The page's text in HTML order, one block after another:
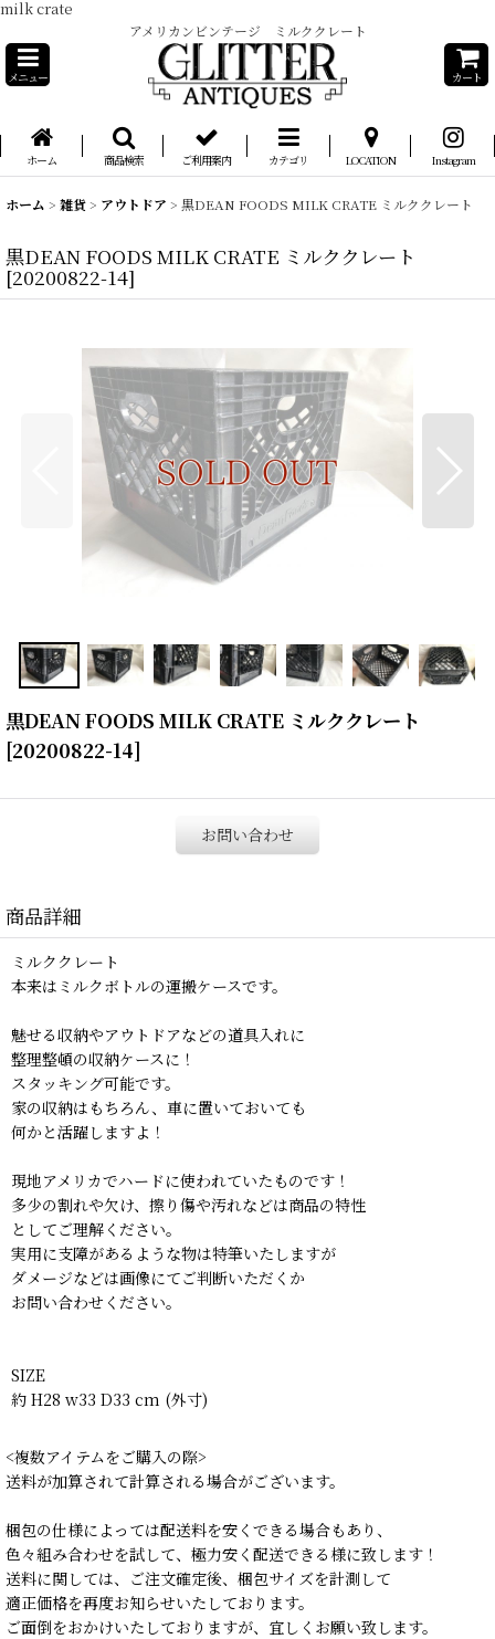
milk crate
アメリカンビンテージ ミルククレート
メニュー カート
ホーム 商品検索 ご利用案内 カテゴリ LOCATION Instagram
ホーム > 雑貨> アウトドア > 黒DEAN FOODS MILK CRATE ミルククレート
黒DEAN FOODS MILK CRATE ミルククレート
[20200822-14]
黒DEAN FOODS MILK CRATE ミルククレート
[20200822-14]
お問い合わせ
商品詳細
ミルククレート
本来はミルクボトルの運搬ケースです。
魅せる収納やアウトドアなどの道具入れに
整理整頓の収納ケースに！
スタッキング可能です。
家の収納はもちろん、車に置いておいても
何かと活躍しますよ！
現地アメリカでハードに使われていたものです！
多少の割れや欠け、擦り傷や汚れなどは商品の特性
としてご理解ください。
実用に支障があるような物は特筆いたしますが
ダメージなどは画像にてご判断いただくか
お問い合わせください。
SIZE
約 H28 w33 D33 cm (外寸)
<複数アイテムをご購入の際>
送料が加算されて計算される場合がございます。
梱包の仕様によっては配送料を安くできる場合もあり、
色々組み合わせを試して、極力安く配送できる様に致します！
送料に関しては、ご注文確定後、梱包サイズを計測して
適正価格を再度お知らせいたしております。
ご面倒をおかけいたしておりますが、宜しくお願い致します。